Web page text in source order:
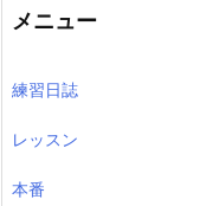
事
メニュー
練習日誌
レッスン
本番